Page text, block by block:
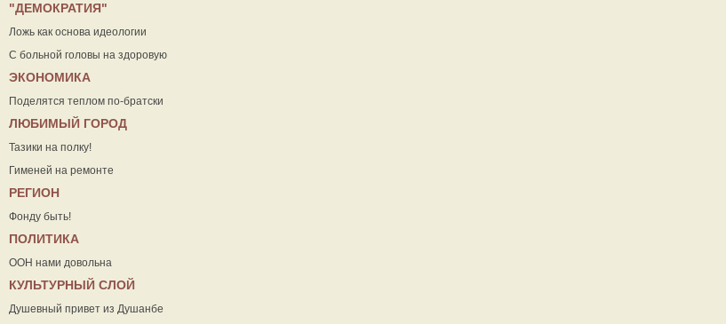
"ДЕМОКРАТИЯ"
Ложь как основа идеологии
С больной головы на здоровую
ЭКОНОМИКА
Поделятся теплом по-братски
ЛЮБИМЫЙ ГОРОД
Тазики на полку!
Гименей на ремонте
РЕГИОН
Фонду быть!
ПОЛИТИКА
ООН нами довольна
КУЛЬТУРНЫЙ СЛОЙ
Душевный привет из Душанбе